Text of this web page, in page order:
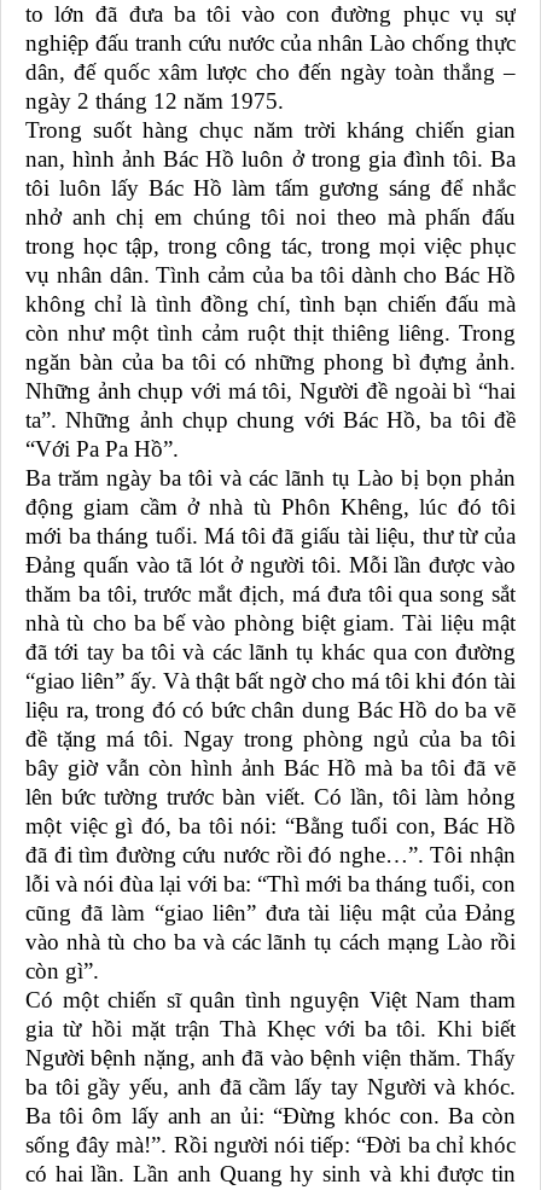
to lớn đã đưa ba tôi vào con đường phục vụ sự
nghiệp đấu tranh cứu nước của nhân Lào chống thực
dân, đế quốc xâm lược cho đến ngày toàn thắng –
ngày 2 tháng 12 năm 1975.
Trong suốt hàng chục năm trời kháng chiến gian
nan, hình ảnh Bác Hồ luôn ở trong gia đình tôi. Ba
tôi luôn lấy Bác Hồ làm tấm gương sáng để nhắc
nhở anh chị em chúng tôi noi theo mà phấn đấu
trong học tập, trong công tác, trong mọi việc phục
vụ nhân dân. Tình cảm của ba tôi dành cho Bác Hồ
không chỉ là tình đồng chí, tình bạn chiến đấu mà
còn như một tình cảm ruột thịt thiêng liêng. Trong
ngăn bàn của ba tôi có những phong bì đựng ảnh.
Những ảnh chụp với má tôi, Người đề ngoài bì “hai
ta”. Những ảnh chụp chung với Bác Hồ, ba tôi đề
“Với Pa Pa Hồ”.
Ba trăm ngày ba tôi và các lãnh tụ Lào bị bọn phản
động giam cầm ở nhà tù Phôn Khêng, lúc đó tôi
mới ba tháng tuổi. Má tôi đã giấu tài liệu, thư từ của
Đảng quấn vào tã lót ở người tôi. Mỗi lần được vào
thăm ba tôi, trước mắt địch, má đưa tôi qua song sắt
nhà tù cho ba bế vào phòng biệt giam. Tài liệu mật
đã tới tay ba tôi và các lãnh tụ khác qua con đường
“giao liên” ấy. Và thật bất ngờ cho má tôi khi đón tài
liệu ra, trong đó có bức chân dung Bác Hồ do ba vẽ
đề tặng má tôi. Ngay trong phòng ngủ của ba tôi
bây giờ vẫn còn hình ảnh Bác Hồ mà ba tôi đã vẽ
lên bức tường trước bàn viết. Có lần, tôi làm hỏng
một việc gì đó, ba tôi nói: “Bằng tuổi con, Bác Hồ
đã đi tìm đường cứu nước rồi đó nghe…”. Tôi nhận
lỗi và nói đùa lại với ba: “Thì mới ba tháng tuổi, con
cũng đã làm “giao liên” đưa tài liệu mật của Đảng
vào nhà tù cho ba và các lãnh tụ cách mạng Lào rồi
còn gì”.
Có một chiến sĩ quân tình nguyện Việt Nam tham
gia từ hồi mặt trận Thà Khẹc với ba tôi. Khi biết
Người bệnh nặng, anh đã vào bệnh viện thăm. Thấy
ba tôi gầy yếu, anh đã cầm lấy tay Người và khóc.
Ba tôi ôm lấy anh an ủi: “Đừng khóc con. Ba còn
sống đây mà!”. Rồi người nói tiếp: “Đời ba chỉ khóc
có hai lần. Lần anh Quang hy sinh và khi được tin